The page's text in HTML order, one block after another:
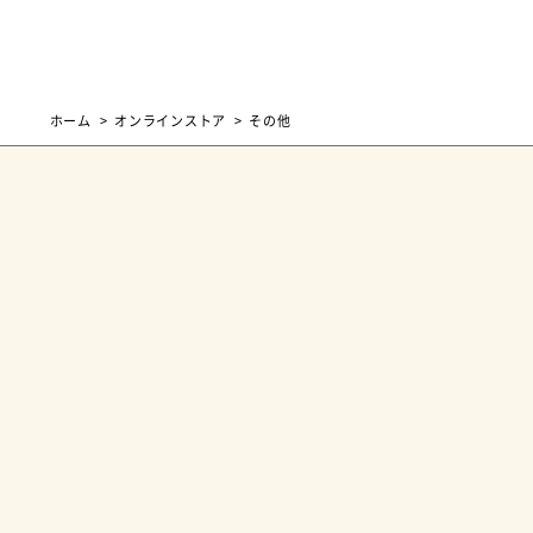
ホーム オンラインストア その他